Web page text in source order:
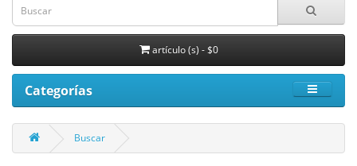
artículo (s) - $0
Categorías
Buscar